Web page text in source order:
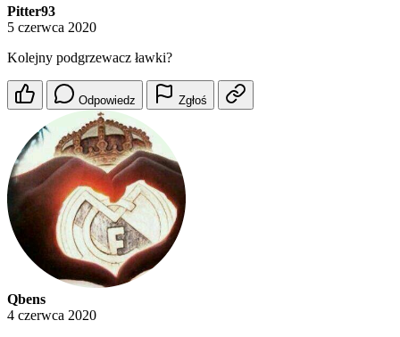
Pitter93
5 czerwca 2020
Kolejny podgrzewacz ławki?
Odpowiedz Zgłoś
Qbens
4 czerwca 2020